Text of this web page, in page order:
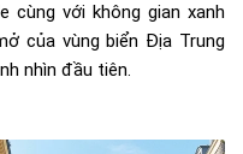
cùng với không gian xanh
của vùng biển Địa Trung
nhìn đầu tiên.